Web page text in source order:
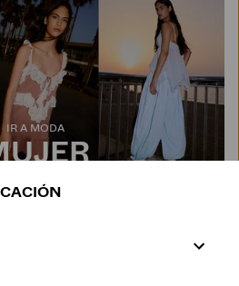
IR A MODA